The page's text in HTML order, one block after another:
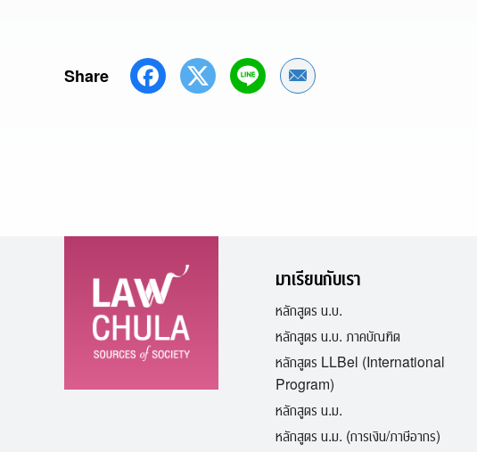
Share Share by Email
มาเรียนกับเรา
หลักสูตร น.บ.
หลักสูตร น.บ. ภาคบัณฑิต
หลักสูตร LLBel (International
Program)
หลักสูตร น.ม.
หลักสูตร น.ม. (การเงิน/ภาษีอากร)